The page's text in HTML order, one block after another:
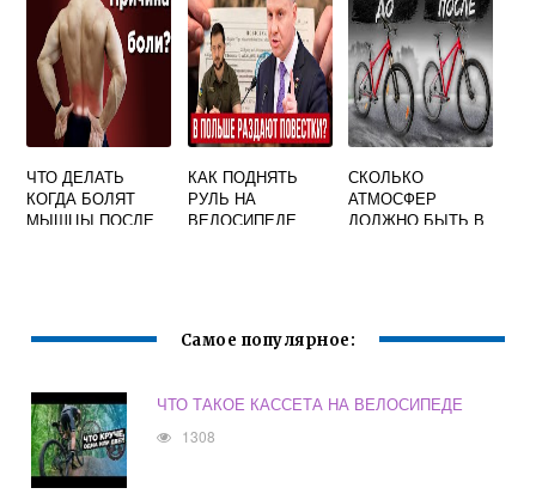
ЧТО ДЕЛАТЬ
КОГДА БОЛЯТ
МЫШЦЫ ПОСЛЕ
КАК ПОДНЯТЬ
РУЛЬ НА
ВЕЛОСИПЕДЕ
СКОЛЬКО
АТМОСФЕР
ДОЛЖНО БЫТЬ В
Самое популярное:
ЧТО ТАКОЕ КАССЕТА НА ВЕЛОСИПЕДЕ
1308